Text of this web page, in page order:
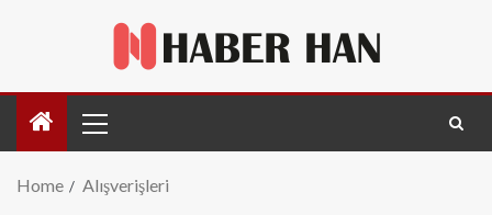
Home Alışverişleri